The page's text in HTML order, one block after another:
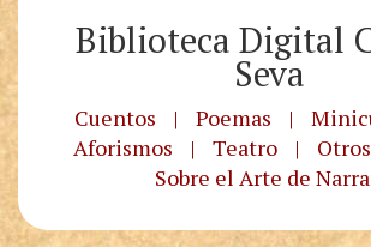
Biblioteca Digital
Seva
Cuentos | Poemas |
Aforismos
| Teatro |
Sobre el Arte de